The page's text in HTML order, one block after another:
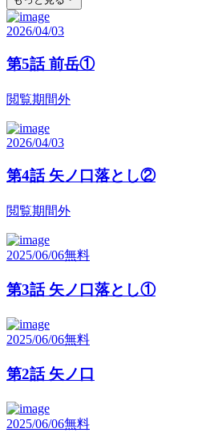
2026/04/03
第5話 前岳①
閲覧期間外
2026/04/03
第4話 矢ノ口落とし②
閲覧期間外
2025/06/06無料
第3話 矢ノ口落とし①
2025/06/06無料
第2話 矢ノ口
2025/06/06無料